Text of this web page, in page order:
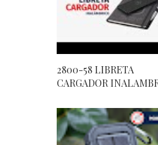
2800-58 LIBRETA
CARGADOR